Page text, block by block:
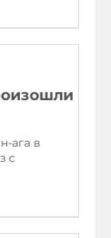
ага в
с